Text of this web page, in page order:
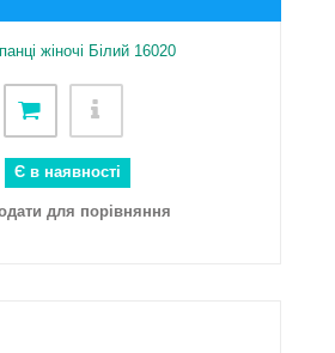
жіночі Білий 16020
Є в наявності
для порівняння